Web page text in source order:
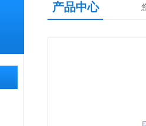
产品中心